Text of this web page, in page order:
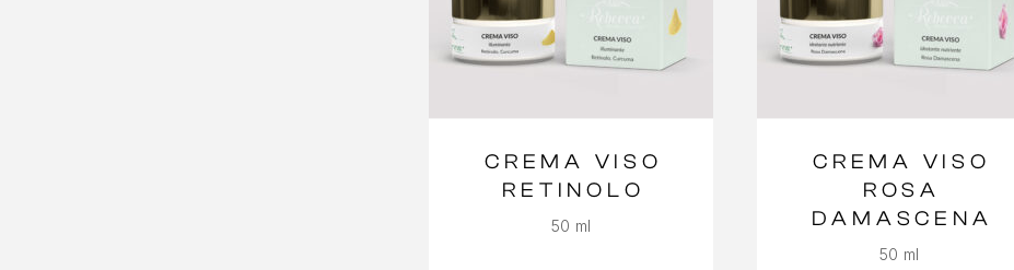
CREMA VISO
RETINOLO
50 ml
CREMA VISO
ROSA
DAMASCENA
50 ml